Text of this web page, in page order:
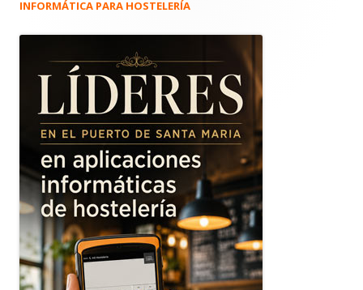
Barra
principal
INFORMÁTICA PARA HOSTELERÍA